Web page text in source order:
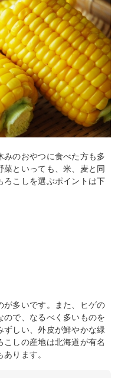
みのおやつに食べた方も多
といっても、米、麦と同
ろこしを選ぶポイントは下
が多いです。また、ヒゲの
で、なるべく多いものを
しい、外皮が鮮やかな緑
しの産地は北海道が有名
ります。